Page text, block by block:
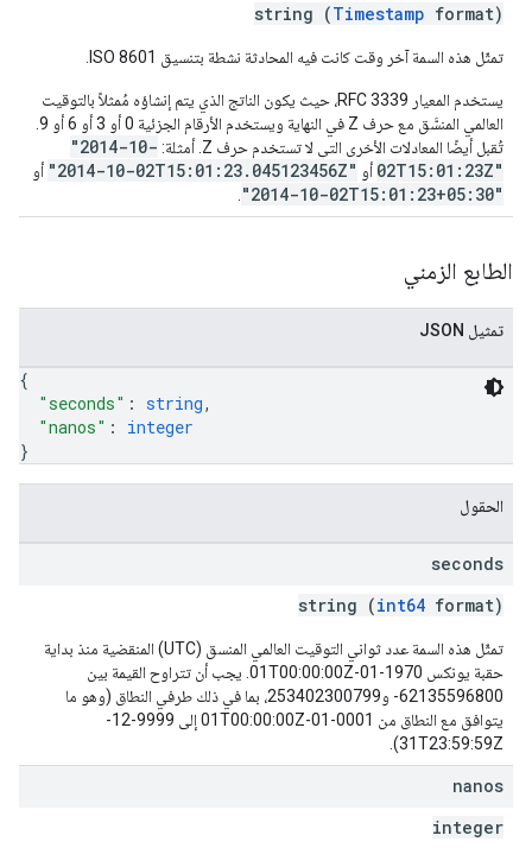
string (Timestamp format)
تمثّل هذه السمة آخر وقت كانت فيه المحادثة نشطة بتنسيق ISO 8601.
يستخدم المعيار RFC 3339، حيث يكون الناتج الذي يتم إنشاؤه مُمثلاً بالتوقيت
تُقبل أيضًا المعادلات الأخرى التي لا تستخدم حرف Z. أمثلة:
"2014-10-
02T15:01:23Z" أو "2014-10-02T15:01:23.045123456Z" أو
"2014-10-02T15:01:23+05:30"
الطابع الزمني
تمثيل JSON
{
"seconds" : string,
"nanos" : integer
}
الحقول
seconds
string (int64 format)
تمثّل هذه السمة عدد ثواني التوقيت العالمي المنسق (UTC) المنقضية منذ بداية
حقبة يونكس 1970-01-01T00:00:00Z. يجب أن تتراوح القيمة بين
‎-62135596800 و253402300799، بما في ذلك طرفي النطاق (وهو ما
يتوافق مع النطاق من 0001-01-01T00:00:00Z إلى 9999-12-
31T23:59:59Z).
nanos
integer